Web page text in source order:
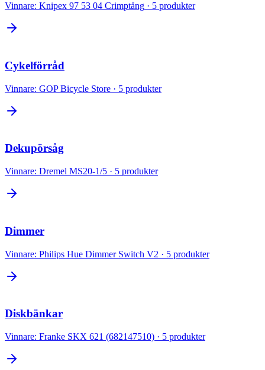
Vinnare: Knipex 97 53 04 Crimptång · 5 produkter
Cykelförråd
Vinnare: GOP Bicycle Store · 5 produkter
Dekupörsåg
Vinnare: Dremel MS20-1/5 · 5 produkter
Dimmer
Vinnare: Philips Hue Dimmer Switch V2 · 5 produkter
Diskbänkar
Vinnare: Franke SKX 621 (682147510) · 5 produkter